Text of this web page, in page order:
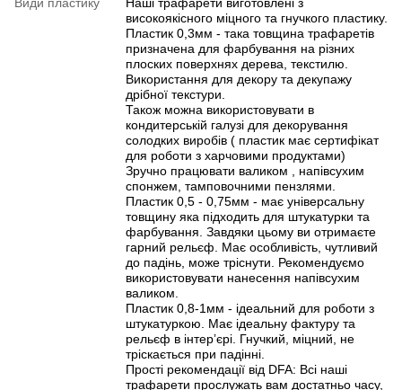
високоякісного міцного та гнучкого пластику.
Пластик 0,3мм - така товщина трафаретів
призначена для фарбування на різних
плоских поверхнях дерева, текстилю.
Використання для декору та декупажу
дрібної текстури.
Також можна використовувати в
кондитерській галузі для декорування
солодких виробів ( пластик має сертифікат
для роботи з харчовими продуктами)
Зручно працювати валиком , напівсухим
спонжем, тамповочними пензлями.
Пластик 0,5 - 0,75мм - має універсальну
товщину яка підходить для штукатурки та
фарбування. Завдяки цьому ви отримаєте
гарний рельєф. Має особливість, чутливий
до падінь, може тріснути. Рекомендуємо
використовувати нанесення напівсухим
валиком.
Пластик 0,8-1мм - ідеальний для роботи з
штукатуркою. Має ідеальну фактуру та
рельєф в інтерʼєрі. Гнучкий, міцний, не
тріскається при падінні.
Прості рекомендації від DFA: Всі наші
трафарети прослужать вам достатньо часу,